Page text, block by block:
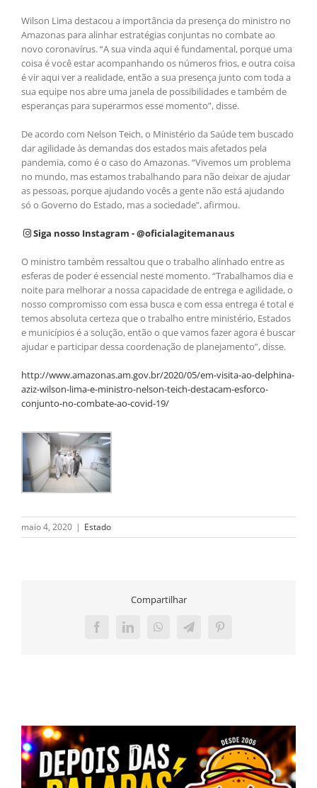
Wilson Lima destacou a importância da presença do ministro no
Amazonas para alinhar estratégias conjuntas no combate ao
novo coronavírus. “A sua vinda aqui é fundamental, porque uma
coisa é você estar acompanhando os números frios, e outra coisa
é vir aqui ver a realidade, então a sua presença junto com toda a
sua equipe nos abre uma janela de possibilidades e também de
esperanças para superarmos esse momento”, disse.
De acordo com Nelson Teich, o Ministério da Saúde tem buscado
dar agilidade às demandas dos estados mais afetados pela
pandemia, como é o caso do Amazonas. “Vivemos um problema
no mundo, mas estamos trabalhando para não deixar de ajudar
as pessoas, porque ajudando vocês a gente não está ajudando
só o Governo do Estado, mas a sociedade”, afirmou.
Siga nosso Instagram - @oficialagitemanaus
O ministro também ressaltou que o trabalho alinhado entre as
esferas de poder é essencial neste momento. “Trabalhamos dia e
noite para melhorar a nossa capacidade de entrega e agilidade, o
nosso compromisso com essa busca e com essa entrega é total e
temos absoluta certeza que o trabalho entre ministério, Estados
e municípios é a solução, então o que vamos fazer agora é buscar
ajudar e participar dessa coordenação de planejamento”, disse.
http://www.amazonas.am.gov.br/2020/05/em-visita-ao-delphina-
aziz-wilson-lima-e-ministro-nelson-teich-destacam-esforco-
conjunto-no-combate-ao-covid-19/
maio 4, 2020 | Estado
Compartilhar
FacebookLinkedInWhatsAppTelegramPinterest